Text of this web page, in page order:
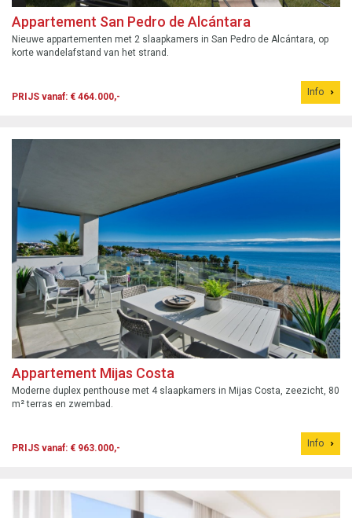
Appartement San Pedro de Alcántara
Nieuwe appartementen met 2 slaapkamers in San Pedro de Alcántara, op
korte wandelafstand van het strand.
PRIJS vanaf: € 464.000,- Info
Appartement Mijas Costa
Moderne duplex penthouse met 4 slaapkamers in Mijas Costa, zeezicht, 80
m² terras en zwembad.
PRIJS vanaf: € 963.000,- Info